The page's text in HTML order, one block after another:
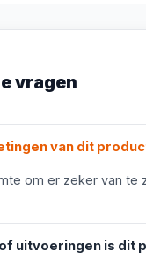
vragen
van dit
om er zeker van te
uitvoeringen is dit